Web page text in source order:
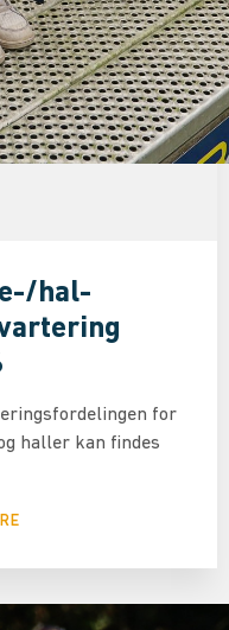
hal-
for
haller kan findes